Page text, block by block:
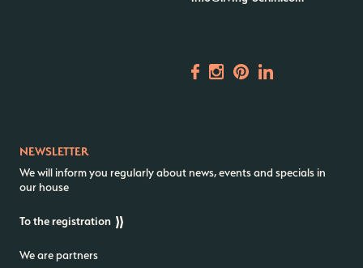
NEWSLETTER
We will inform you regularly about news, events and specials in
our house
To the registration
We are partners